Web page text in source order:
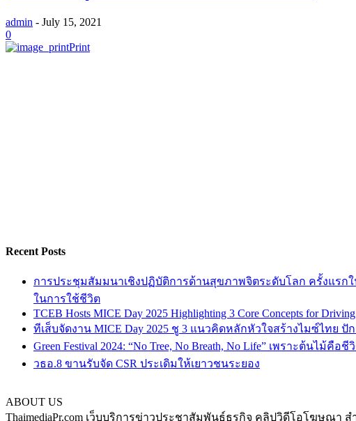
admin - July 15, 2021
0
Print
Recent Posts
การประชุมสัมมนาเชิงปฏิบัติการด้านสุขภาพจิตระดับโลก ครั้งแรกใน
ในการใช้ชีวิต
TCEB Hosts MICE Day 2025 Highlighting 3 Core Concepts for
ทีเส็บจัดงาน MICE Day 2025 ชู 3 แนวคิดหลักหัวใจสร้างไมซ์ไทย ปักธ
Green Festival 2024: “No Tree, No Breath, No Life” เพราะต้นไม้คือ
วธอ.8 ขานรับจัด CSR ประเดิมให้เยาวชนระยอง
ABOUT US
ThaimediaPr.com เว็บบริการข่าวประชาสัมพันธ์ธุรกิจ คลิปวิดีโอโฆษณา